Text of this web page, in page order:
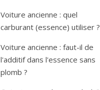
Voiture ancienne : quel
carburant (essence) utiliser ?
Voiture ancienne : faut-il de
l'additif dans l'essence sans
plomb ?